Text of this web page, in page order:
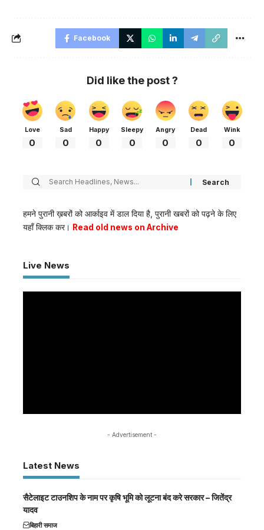
Facebook
Did like the post ?
Love
0
Sad
0
Happy
0
Sleepy
0
Angry
0
Dead
0
Wink
0
हमने पुरानी ख़बरों को आर्काइव में डाल दिया है, पुरानी खबरों को पढ़ने के लिए
यहाँ क्लिक कर। Read old news on Archive
Live News
- Advertisement -
Latest News
सैटेलाइट टाउनशिप के नाम पर कृषि भूमि को लूटना बंद करे सरकार – जितेंद्र
यादव
बिहारी समाज